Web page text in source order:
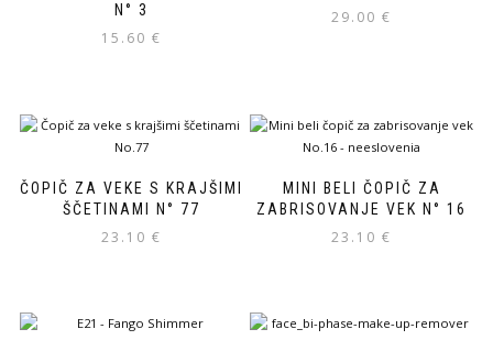
N° 3
15.60 €
29.00 €
ČOPIČ ZA VEKE S KRAJŠIMI
ŠČETINAMI N° 77
23.10 €
MINI BELI ČOPIČ ZA
ZABRISOVANJE VEK N° 16
23.10 €